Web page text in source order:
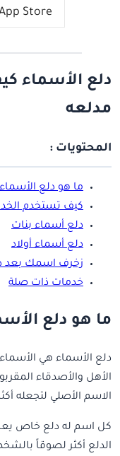
Store
دلع الأسماء
مدلعه
المحتويات :
ما هو دلع
كيف تستخدم
دلع أسماء بنات
دلع أسماء أولاد
زخرف اسمك بعد
خدمات ذات صلة
ما هو دلع
دلع الأسماء هي الأسماء
الأهل والأصدقاء
الاسم الأصلي لتجعله
كل اسم له دلع خاص
الدلع أكثر لصوقاً